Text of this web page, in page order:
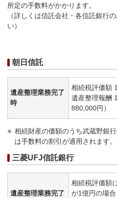
所定の手数料がかかります。
（詳しくは信託会社・各信託銀行
い）
朝日信託
遺産整理業務完了
時
相続税評価額
遺産整理報酬
880,000円）
相続財産の価額のうち武蔵野銀
は手数料の割引が適用されます。
三菱UFJ信託銀行
遺産整理業務完了
相続税評価額
が1億円の場合